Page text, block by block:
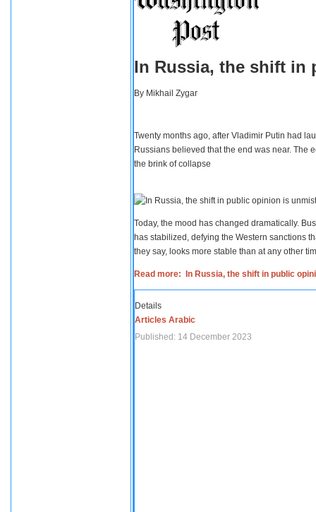
In Russia, the shift in
By Mikhail Zygar
Twenty months ago, after Vladimir Putin had
Russians believed that the end was near. The
the brink of collapse
Today, the mood has changed dramatically.
has stabilized, defying the Western sanctions
they say, looks more stable than at any other
Read more: In Russia, the shift in public
Details
Articles Arabic
Published: 14 December 2023